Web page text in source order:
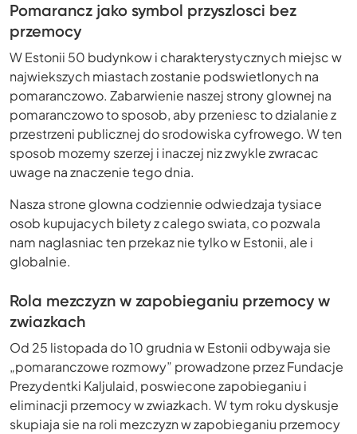
Pomarancz jako symbol przyszlosci bez
przemocy
W Estonii 50 budynkow i charakterystycznych miejsc w
najwiekszych miastach zostanie podswietlonych na
pomaranczowo. Zabarwienie naszej strony glownej na
pomaranczowo to sposob, aby przeniesc to dzialanie z
przestrzeni publicznej do srodowiska cyfrowego. W ten
sposob mozemy szerzej i inaczej niz zwykle zwracac
uwage na znaczenie tego dnia.
Nasza strone glowna codziennie odwiedzaja tysiace
osob kupujacych bilety z calego swiata, co pozwala
nam naglasniac ten przekaz nie tylko w Estonii, ale i
globalnie.
Rola mezczyzn w zapobieganiu przemocy w
zwiazkach
Od 25 listopada do 10 grudnia w Estonii odbywaja sie
„pomaranczowe rozmowy” prowadzone przez Fundacje
Prezydentki Kaljulaid, poswiecone zapobieganiu i
eliminacji przemocy w zwiazkach. W tym roku dyskusje
skupiaja sie na roli mezczyzn w zapobieganiu przemocy